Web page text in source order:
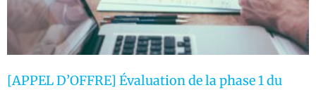
[APPEL D’OFFRE] Évaluation de la phase 1 du